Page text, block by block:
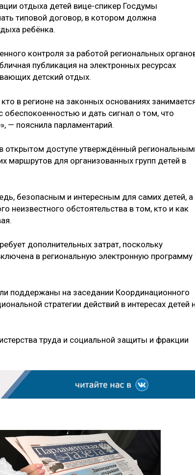
отдыха детей вице-спикер Госдумы
типовой договор, в котором должна
ребёнка.
контроля за работой региональных
публикация на электронных ресурсах
детский отдых.
в регионе на законных основаниях
и дать сигнал о том, что
— пояснила парламентарий.
открытом доступе утверждённый
маршрутов для организованных групп детей в
безопасным и интересным для самих детей, а
неизвестного обстоятельства в том, кто и как
дополнительных затрат, поскольку
в региональную электронную программу
поддержаны на заседании Координационного
стратегии действий в интересах детей
труда и социальной защиты и фракции